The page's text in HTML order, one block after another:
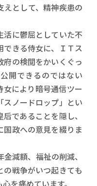
えとして、精神疾患の
に鬱屈としていた不
できる侍女に、ＩＴス
の検閲をかいくぐっ
開できるのではない
により暗号通信ツー
スノードロップ」とい
であることを隠し、
国政への意見を綴りま
減額、福祉の削減、
の戦争がいつ起きても
を痛めています。